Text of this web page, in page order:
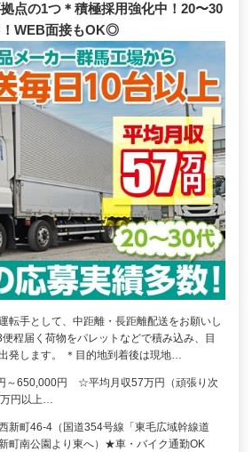
点の1つ＊積極採用強化中！20〜30
WEB面接もOK◎
転手として、中距離・長距離配送をお願いし
程届く荷物をパレットなどで積み込み、目
発します。 ＊目的地到着後は現地…
～650,000円 ☆平均月収57万円（頑張り次
円以上…
新町46-4（国道354号線「東毛広域幹線道
町南公園より東へ）★車・バイク通勤OK